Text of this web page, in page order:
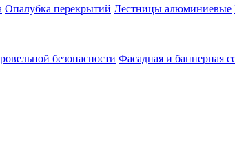
Опалубка перекрытий Лестницы алюминиевые
безопасности Фасадная и баннерная